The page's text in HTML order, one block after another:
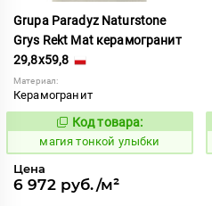
Grupa Paradyz Naturstone
Grys Rekt Mat керамогранит
29,8x59,8
Материал:
Керамогранит
919111
Код товара:
магия тонкой улыбки
Цена
6 972 руб./м²